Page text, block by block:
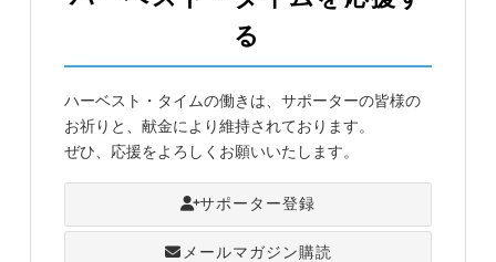
る
ハーベスト・タイムの働きは、サポーターの皆様の
お祈りと、献金により維持されております。
ぜひ、応援をよろしくお願いいたします。
サポーター登録
メールマガジン購読